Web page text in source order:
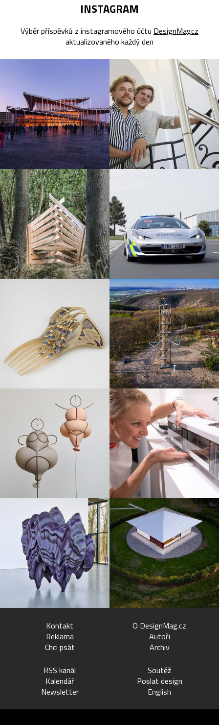
INSTAGRAM
Výběr příspěvků z instagramového účtu DesignMagcz
aktualizovaného každý den
Kontakt
Reklama
Chci psát
O DesignMag.cz
Autoři
Archiv
RSS kanál
Kalendář
Newsletter
Soutěž
Poslat design
English